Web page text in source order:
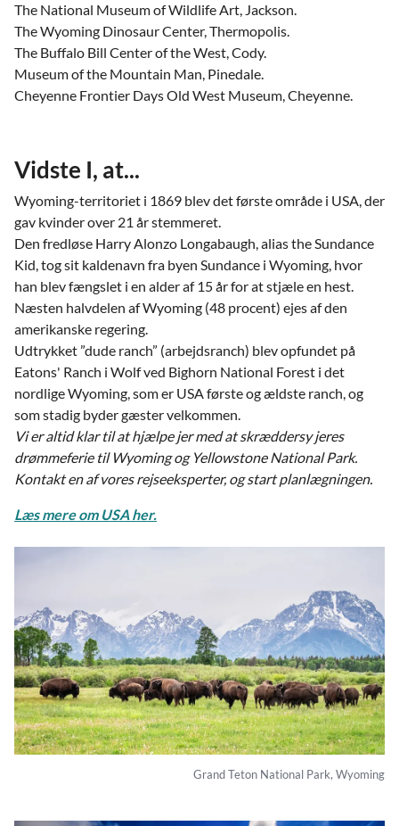
The National Museum of Wildlife Art, Jackson.
The Wyoming Dinosaur Center, Thermopolis.
The Buffalo Bill Center of the West, Cody.
Museum of the Mountain Man, Pinedale.
Cheyenne Frontier Days Old West Museum, Cheyenne.
Vidste I, at...
Wyoming-territoriet i 1869 blev det første område i USA, der
gav kvinder over 21 år stemmeret.
Den fredløse Harry Alonzo Longabaugh, alias the Sundance
Kid, tog sit kaldenavn fra byen Sundance i Wyoming, hvor
han blev fængslet i en alder af 15 år for at stjæle en hest.
Næsten halvdelen af Wyoming (48 procent) ejes af den
amerikanske regering.
Udtrykket ”dude ranch” (arbejdsranch) blev opfundet på
Eatons' Ranch i Wolf ved Bighorn National Forest i det
nordlige Wyoming, som er USA første og ældste ranch, og
som stadig byder gæster velkommen.
Vi er altid klar til at hjælpe jer med at skræddersy jeres
drømmeferie til Wyoming og Yellowstone National Park.
Kontakt en af vores rejseeksperter, og start planlægningen.
Læs mere om USA her.
Grand Teton National Park, Wyoming